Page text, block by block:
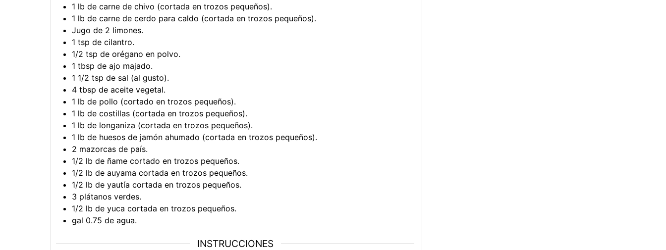
1 lb de carne de chivo (cortada en trozos pequeños).
1 lb de carne de cerdo para caldo (cortada en trozos pequeños).
Jugo de 2 limones.
1 tsp de cilantro.
1/2 tsp de orégano en polvo.
1 tbsp de ajo majado.
1 1/2 tsp de sal (al gusto).
4 tbsp de aceite vegetal.
1 lb de pollo (cortado en trozos pequeños).
1 lb de costillas (cortada en trozos pequeños).
1 lb de longaniza (cortada en trozos pequeños).
1 lb de huesos de jamón ahumado (cortada en trozos pequeños).
2 mazorcas de país.
1/2 lb de ñame cortado en trozos pequeños.
1/2 lb de auyama cortada en trozos pequeños.
1/2 lb de yautía cortada en trozos pequeños.
3 plátanos verdes.
1/2 lb de yuca cortada en trozos pequeños.
gal 0.75 de agua.
INSTRUCCIONES